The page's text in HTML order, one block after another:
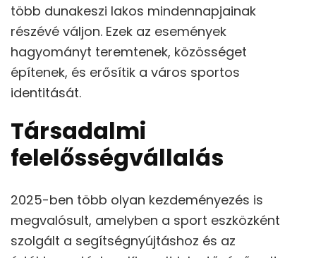
több dunakeszi lakos mindennapjainak
részévé váljon. Ezek az események
hagyományt teremtenek, közösséget
építenek, és erősítik a város sportos
identitását.
Társadalmi
felelősségvállalás
2025-ben több olyan kezdeményezés is
megvalósult, amelyben a sport eszközként
szolgált a segítségnyújtáshoz és az